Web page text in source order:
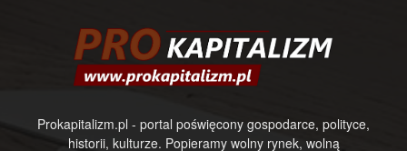
Prokapitalizm.pl - portal poświęcony gospodarce, polityce,
historii, kulturze. Popieramy wolny rynek, wolną